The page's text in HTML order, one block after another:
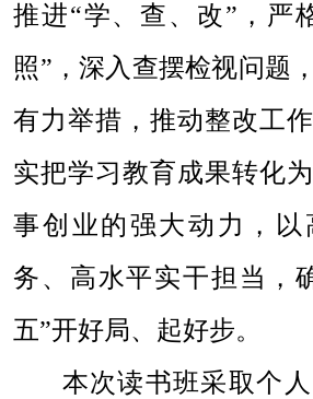
推进“学、查、改”，严
照”，深入查摆检视问题
有力举措，推动整改工
实把学习教育成果转化
事创业的强大动力，以
务、高水平实干担当，
五”开好局、起好步。
本次读书班采取个人